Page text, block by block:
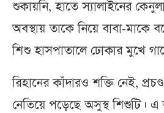
শুকায়নি, হাতে স্যালাইনের
অবস্থায় তাকে নিয়ে বাবা-মাকে
শিশু হাসপাতালে ঢোকার মুখে
রিহানের কাঁদারও শক্তি নেই,
নেতিয়ে পড়েছে অসুস্থ শিশুটি। এ